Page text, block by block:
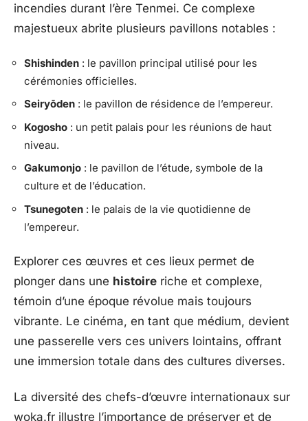
incendies durant l’ère Tenmei. Ce complexe
majestueux abrite plusieurs pavillons notables :
Shishinden : le pavillon principal utilisé pour les
cérémonies officielles.
Seiryōden : le pavillon de résidence de l’empereur.
Kogosho : un petit palais pour les réunions de haut
niveau.
Gakumonjo : le pavillon de l’étude, symbole de la
culture et de l’éducation.
Tsunegoten : le palais de la vie quotidienne de
l’empereur.
Explorer ces œuvres et ces lieux permet de
plonger dans une histoire riche et complexe,
témoin d’une époque révolue mais toujours
vibrante. Le cinéma, en tant que médium, devient
une passerelle vers ces univers lointains, offrant
une immersion totale dans des cultures diverses.
La diversité des chefs-d’œuvre internationaux sur
woka.fr illustre l’importance de préserver et de